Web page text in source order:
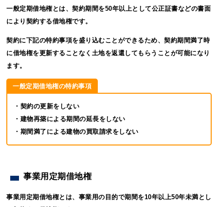
一般定期借地権とは、契約期間を50年以上として公正証書などの書面
により契約する借地権です。
契約に下記の特約事項を盛り込むことができるため、契約期間満了時
に借地権を更新することなく土地を返還してもらうことが可能になり
ます。
一般定期借地権の特約事項
・契約の更新をしない
・建物再築による期間の延長をしない
・期間満了による建物の買取請求をしない
事業用定期借地権
事業用定期借地権とは、事業用の目的で期間を10年以上50年未満とし